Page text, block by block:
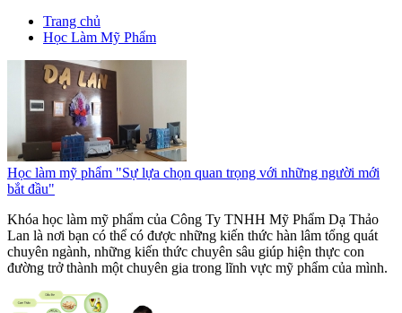
Trang chủ
Học Làm Mỹ Phẩm
Học làm mỹ phẩm "Sự lựa chọn quan trọng với những người mới
bắt đầu"
Khóa học làm mỹ phẩm của Công Ty TNHH Mỹ Phẩm Dạ Thảo
Lan là nơi bạn có thể có được những kiến thức hàn lâm tổng quát
chuyên ngành, những kiến thức chuyên sâu giúp hiện thực con
đường trở thành một chuyên gia trong lĩnh vực mỹ phẩm của mình.